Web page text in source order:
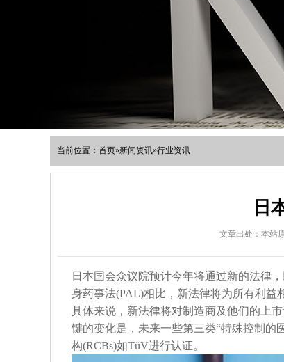
当前位置： 首页»新闻资讯»行业资讯
日
文章出处：本站
日本国会众议院预计今年将通过新的法律
身药事法(PAL)相比，新法律将为所有利益
具体来说，新法律将对制造商及他们的上
键的变化是，未来一些第三类“特殊控制的
构(RCBs)如TüV进行认证。